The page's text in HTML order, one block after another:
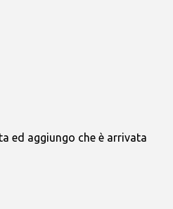
ed aggiungo che è arrivata